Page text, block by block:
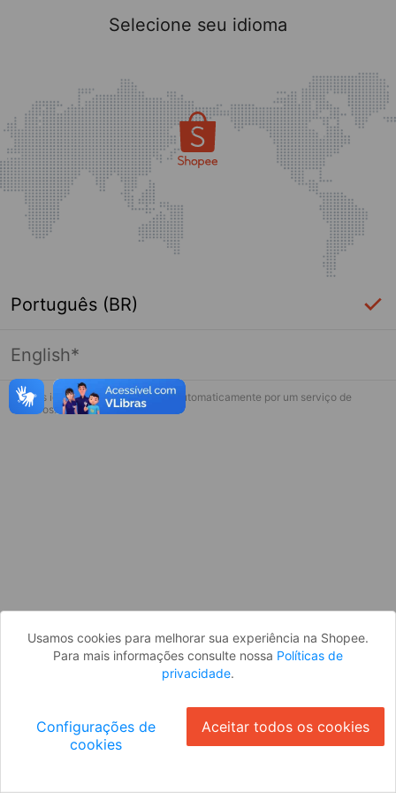
Página indisponível
Desculpe, algo deu errado. Faça login
Selecione seu idioma
Português (BR)
English*
* Esses idiomas serão traduzidos automaticamente por um serviço de
terceiros.
Usamos cookies para melhorar sua experiência na Shopee.
Para mais informações consulte nossa Políticas de
privacidade.
Configurações de
cookies
Aceitar todos os cookies